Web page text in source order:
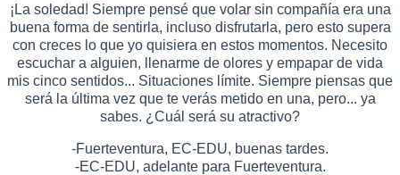
¡La soledad! Siempre pensé que volar sin compañía era una
buena forma de sentirla, incluso disfrutarla, pero esto supera
con creces lo que yo quisiera en estos momentos. Necesito
escuchar a alguien, llenarme de olores y empapar de vida
mis cinco sentidos... Situaciones límite. Siempre piensas que
será la última vez que te verás metido en una, pero... ya
sabes. ¿Cuál será su atractivo?
-Fuerteventura, EC-EDU, buenas tardes.
-EC-EDU, adelante para Fuerteventura.